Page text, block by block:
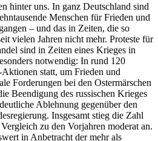
hinter uns. In ganz Deutschland sind
Menschen für Frieden und
– und das in Zeiten, die so
vielen Jahren nicht mehr. Proteste für
sind in Zeiten eines Krieges in
notwendig: In rund 120
statt, um Frieden und
Forderungen bei den Ostermärschen
Beendigung des russischen Krieges
Ablehnung gegenüber den
Insgesamt stieg die Zahl
zu den Vorjahren moderat an.
in Anbetracht der mehr als